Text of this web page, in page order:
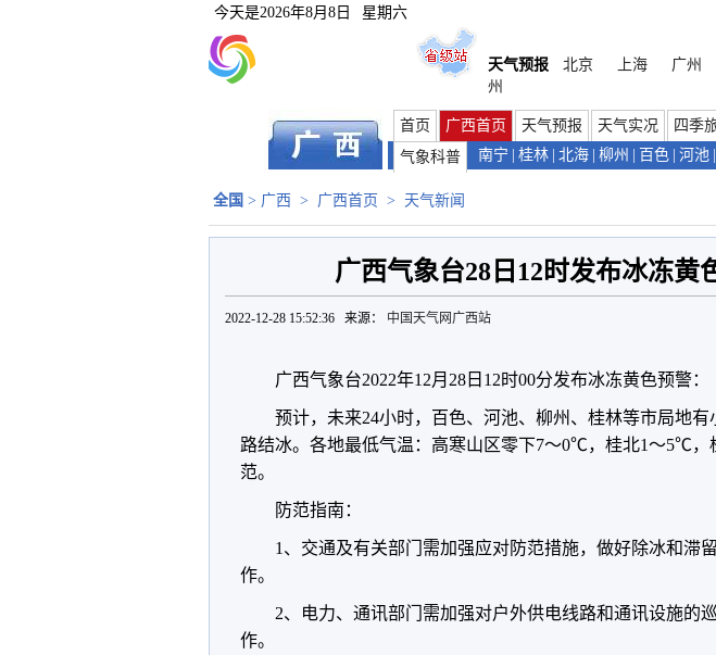
今天是2026年8月8日 星期六
天气预报
北京 上海 广州
州
首页 广西首页 天气预报 天气实况 四季
气象科普
南宁 桂林 北海 柳州 百色 河池
全国 > 广西 > 广西首页 > 天气新闻
广西气象台28日12时发布冰冻黄
2022-12-28 15:52:36 来源： 中国天气网广西站
广西气象台2022年12月28日12时00分发布冰冻黄色预警：
预计，未来24小时，百色、河池、柳州、桂林等市局地
路结冰。各地最低气温：高寒山区零下7～0℃，桂北1～5℃
范。
防范指南：
1、交通及有关部门需加强应对防范措施，做好除冰和滞
作。
2、电力、通讯部门需加强对户外供电线路和通讯设施的
作。